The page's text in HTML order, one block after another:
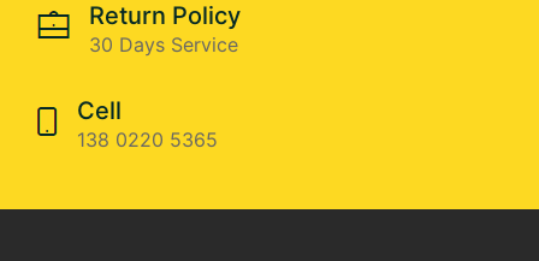
Return Policy
30 Days Service
Cell
138 0220 5365